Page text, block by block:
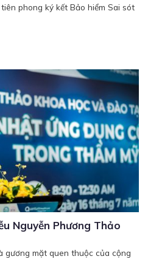
phong ký kết Bảo hiểm Sai sót
Nguyễn Phương Thảo
gương mặt quen thuộc của cộng